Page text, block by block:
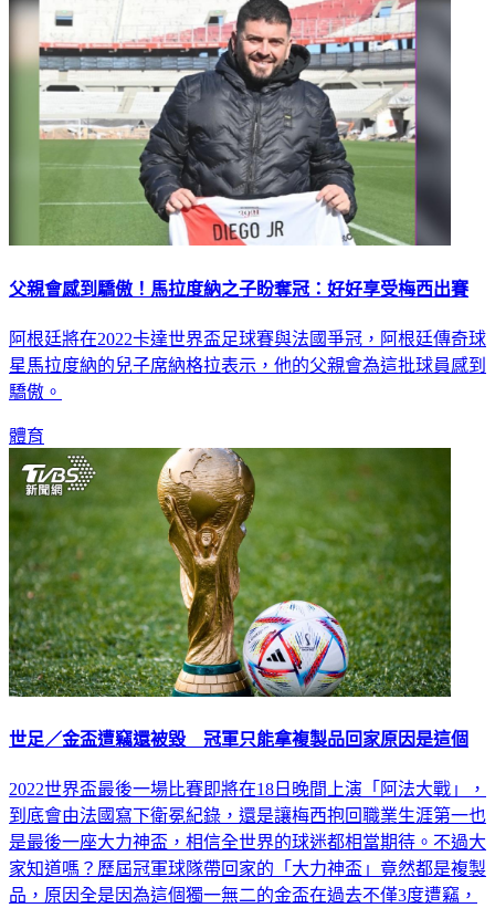
父親會感到驕傲！馬拉度納之子盼奪冠：好好享受梅西出賽
阿根廷將在2022卡達世界盃足球賽與法國爭冠，阿根廷傳奇球
星馬拉度納的兒子席納格拉表示，他的父親會為這批球員感到
驕傲。
體育
世足／金盃遭竊還被毀 冠軍只能拿複製品回家原因是這個
2022世界盃最後一場比賽即將在18日晚間上演「阿法大戰」，
到底會由法國寫下衛冕紀錄，還是讓梅西抱回職業生涯第一也
是最後一座大力神盃，相信全世界的球迷都相當期待。不過大
家知道嗎？歷屆冠軍球隊帶回家的「大力神盃」竟然都是複製
品，原因全是因為這個獨一無二的金盃在過去不僅3度遭竊，